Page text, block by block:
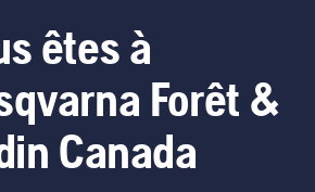
êtes à
Forêt &
Canada